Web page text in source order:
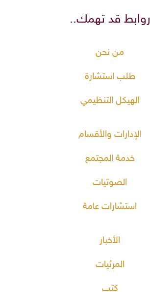
روابط قد تهمك..
من نحن
طلب استشارة
الهيكل التنظيمي
الإدارات والأقسام
خدمة المجتمع
الصوتيات
استشارات عامة
الأخبار
المرئيات
كتب